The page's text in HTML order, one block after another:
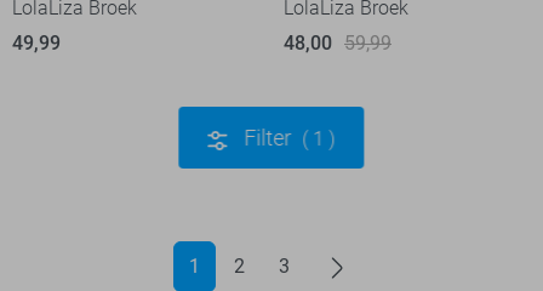
LolaLiza Broek
49,99
LolaLiza Broek
48,00 59,99
Filter 1
1 2 3